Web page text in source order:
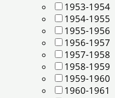
1953-1954
1954-1955
1955-1956
1956-1957
1957-1958
1958-1959
1959-1960
1960-1961